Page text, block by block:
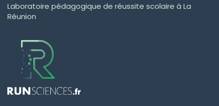
Laboratoire pédagogique de réussite scolaire à La
Réunion